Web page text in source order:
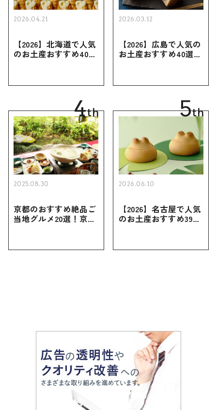
2026.04.21
【2026】北海道で人気
のお土産おすすめ40選
買えない限定品、女性
2026.03.12
【2026】広島で人気の
お土産おすすめ40選｜
き用、女性向けまで幅
4th
2025.08.30
京都のおすすめ絶品ご
当地グルメ20選！京都
5th
2026.06.10
【2026】名古屋で人気
のお土産おすすめ39選
お土産・ばらまき用ま